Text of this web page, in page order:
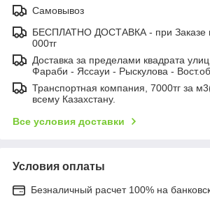
Самовывоз
БЕСПЛАТНО ДОСТАВКА - при Заказе
000тг
Доставка за пределами квадрата
Фараби - Яссауи - Рыскулова -
Транспортная компания, 7000тг за
всему Казахстану.
Все условия доставки
Условия оплаты
Безналичный расчет 100% на